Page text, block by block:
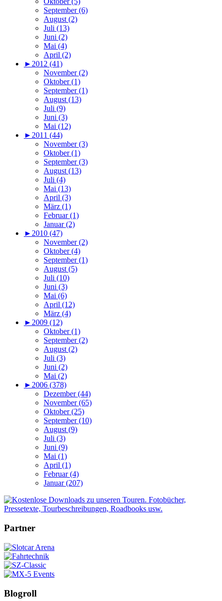
September (6)
August (2)
Juli (13)
Juni (2)
Mai (4)
April (2)
►2012 (41)
November (2)
Oktober (1)
September (1)
August (13)
Juli (9)
Juni (3)
Mai (12)
►2011 (44)
November (3)
Oktober (1)
September (3)
August (13)
Juli (4)
Mai (13)
April (3)
März (1)
Februar (1)
Januar (2)
►2010 (47)
November (2)
Oktober (4)
September (1)
August (5)
Juli (10)
Juni (3)
Mai (6)
April (12)
März (4)
►2009 (12)
Oktober (1)
September (2)
August (2)
Juli (3)
Juni (2)
Mai (2)
►2006 (378)
Dezember (44)
November (65)
Oktober (25)
September (10)
August (9)
Juli (3)
Juni (9)
Mai (1)
April (1)
Februar (4)
Januar (207)
Partner
Blogroll